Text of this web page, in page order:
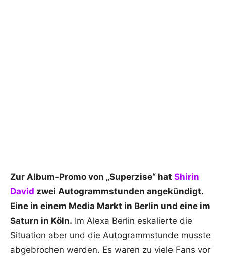
Zur Album-Promo von „Superzise“ hat Shirin
David zwei Autogrammstunden angekündigt.
Eine in einem Media Markt in Berlin und eine im
Saturn in Köln. Im Alexa Berlin eskalierte die
Situation aber und die Autogrammstunde musste
abgebrochen werden. Es waren zu viele Fans vor